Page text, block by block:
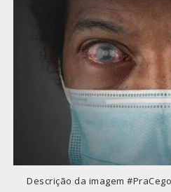
Descrição da imagem